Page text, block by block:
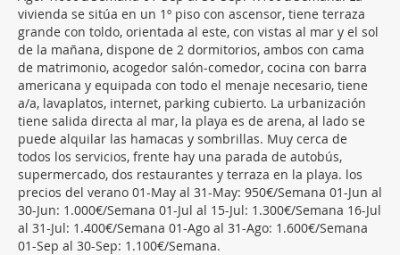
vivienda se sitúa en un 1º piso con ascensor, tiene terraza
grande con toldo, orientada al este, con vistas al mar y el sol
de la mañana, dispone de 2 dormitorios, ambos con cama
de matrimonio, acogedor salón-comedor, cocina con barra
americana y equipada con todo el menaje necesario, tiene
a/a, lavaplatos, internet, parking cubierto. La urbanización
tiene salida directa al mar, la playa es de arena, al lado se
puede alquilar las hamacas y sombrillas. Muy cerca de
todos los servicios, frente hay una parada de autobús,
supermercado, dos restaurantes y terraza en la playa. los
precios del verano 01-May al 31-May: 950€/Semana 01-Jun al
30-Jun: 1.000€/Semana 01-Jul al 15-Jul: 1.300€/Semana 16-Jul
al 31-Jul: 1.400€/Semana 01-Ago al 31-Ago: 1.600€/Semana
01-Sep al 30-Sep: 1.100€/Semana.